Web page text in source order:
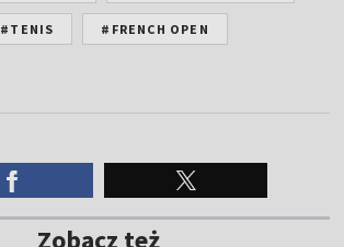
#TENIS #FRENCH OPEN
Zobacz też